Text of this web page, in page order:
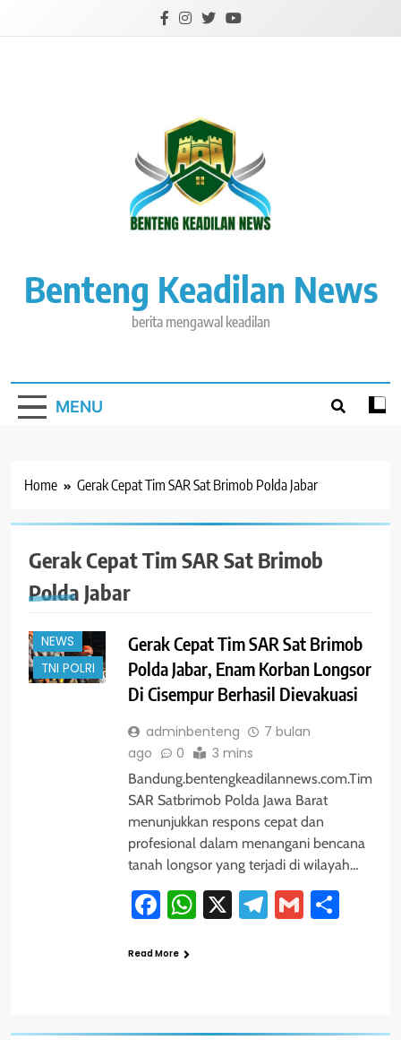
Benteng Keadilan News
berita mengawal keadilan
MENU
Home Gerak Cepat Tim SAR Sat Brimob Polda Jabar
Gerak Cepat Tim SAR Sat Brimob
Polda Jabar
BOGOR
JAWA
NEWS
TNI POLRI
Gerak Cepat Tim SAR Sat Brimob
Polda Jabar, Enam Korban Longsor
Di Cisempur Berhasil Dievakuasi
adminbenteng
7 bulan
ago
0 3 mins
Bandung.bentengkeadilannews.com.Tim
SAR Satbrimob Polda Jawa Barat
menunjukkan respons cepat dan
profesional dalam menangani bencana
tanah longsor yang terjadi di wilayah…
Facebook
WhatsApp
X Telegram
Gmail
Read More